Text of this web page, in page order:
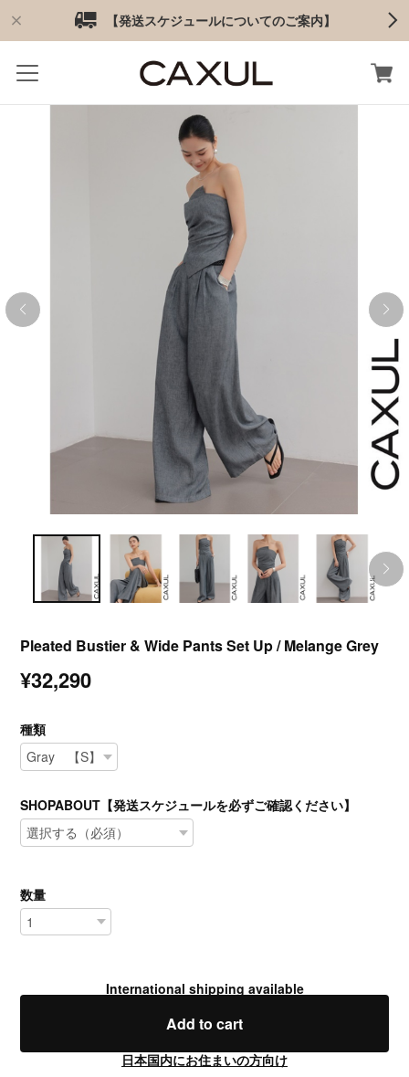
【発送スケジュールについてのご案内】
Pleated Bustier & Wide Pants Set Up / Melange Grey
¥32,290
種類
SHOPABOUT【発送スケジュールを必ずご確認ください】
数量
International shipping available
Add to cart
日本国内にお住まいの方向け